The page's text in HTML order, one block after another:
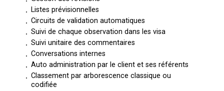
Listes prévisionnelles
Circuits de validation automatiques
Suivi de chaque observation dans les visa
Suivi unitaire des commentaires
Conversations internes
Auto administration par le client et ses référents
Classement par arborescence classique ou
codifiée